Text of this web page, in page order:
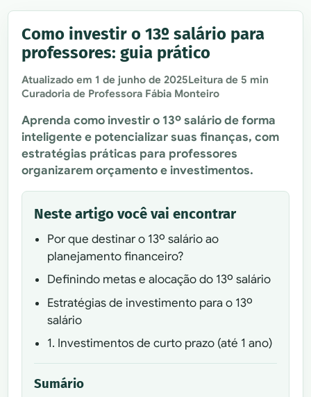
Como investir o 13º salário para
professores: guia prático
Atualizado em1 de junho de 2025Leitura de 5 min
Curadoria de Professora Fábia Monteiro
Aprenda como investir o 13º salário de forma
inteligente e potencializar suas finanças, com
estratégias práticas para professores
organizarem orçamento e investimentos.
Neste artigo você vai encontrar
Por que destinar o 13º salário ao
planejamento financeiro?
Definindo metas e alocação do 13º salário
Estratégias de investimento para o 13º
salário
1. Investimentos de curto prazo (até 1 ano)
Sumário